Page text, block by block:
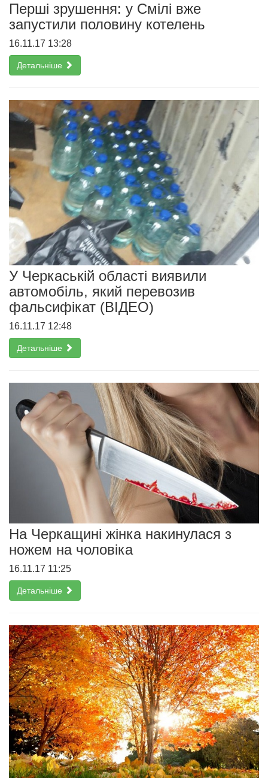
Перші зрушення: у Смілі вже
запустили половину котелень
16.11.17 13:28
Детальніше
У Черкаській області виявили
автомобіль, який перевозив
фальсифікат (ВІДЕО)
16.11.17 12:48
Детальніше
На Черкащині жінка накинулася з
ножем на чоловіка
16.11.17 11:25
Детальніше